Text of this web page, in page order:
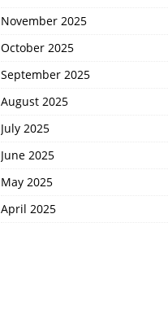
November 2025
October 2025
September 2025
August 2025
July 2025
June 2025
May 2025
April 2025